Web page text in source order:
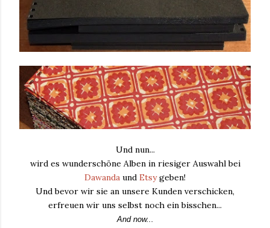
Und nun...
wird es wunderschöne Alben in riesiger Auswahl bei
Dawanda und Etsygeben!
Und bevor wir sie an unsere Kunden verschicken,
erfreuen wir uns selbst noch ein bisschen...
And now...